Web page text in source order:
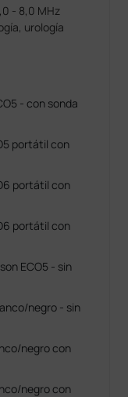
- 8,0 MHz
urología
- con sonda
portátil con
portátil con
portátil con
ECO5 - sin
negro - sin
negro con
negro con